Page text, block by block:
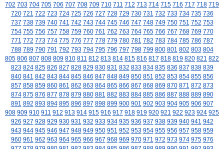
702 703 704 705 706 707 708 709 710 711 712 713 714 715 716 717 718 719
720 721 722 723 724 725 726 727 728 729 730 731 732 733 734 735 736
737 738 739 740 741 742 743 744 745 746 747 748 749 750 751 752 753
754 755 756 757 758 759 760 761 762 763 764 765 766 767 768 769 770
771 772 773 774 775 776 777 778 779 780 781 782 783 784 785 786 787
788 789 790 791 792 793 794 795 796 797 798 799 800 801 802 803 804
805 806 807 808 809 810 811 812 813 814 815 816 817 818 819 820 821 822
823 824 825 826 827 828 829 830 831 832 833 834 835 836 837 838 839
840 841 842 843 844 845 846 847 848 849 850 851 852 853 854 855 856
857 858 859 860 861 862 863 864 865 866 867 868 869 870 871 872 873
874 875 876 877 878 879 880 881 882 883 884 885 886 887 888 889 890
891 892 893 894 895 896 897 898 899 900 901 902 903 904 905 906 907
908 909 910 911 912 913 914 915 916 917 918 919 920 921 922 923 924 925
926 927 928 929 930 931 932 933 934 935 936 937 938 939 940 941 942
943 944 945 946 947 948 949 950 951 952 953 954 955 956 957 958 959
960 961 962 963 964 965 966 967 968 969 970 971 972 973 974 975 976